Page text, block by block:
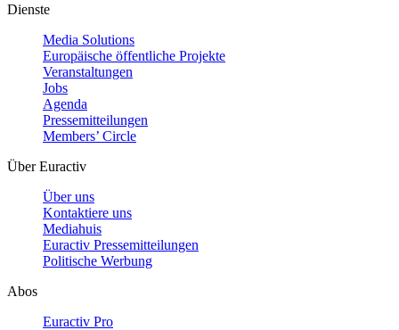
Dienste
Media Solutions
Europäische öffentliche Projekte
Veranstaltungen
Jobs
Agenda
Pressemitteilungen
Members’ Circle
Über Euractiv
Über uns
Kontaktiere uns
Mediahuis
Euractiv Pressemitteilungen
Politische Werbung
Abos
Euractiv Pro